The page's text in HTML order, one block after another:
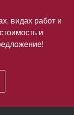
видах работ и
и